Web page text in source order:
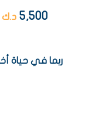
5,500 د.ك
ربما في حياة